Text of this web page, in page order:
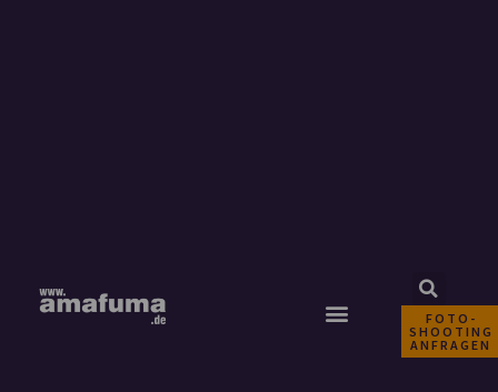
FOTO-
SHOOTING
ANFRAGEN